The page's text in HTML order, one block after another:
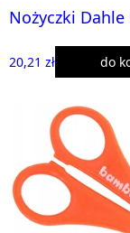
Nożyczki Dahle
20,21 zł do